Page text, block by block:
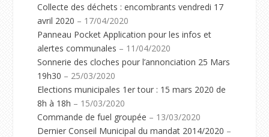
Collecte des déchets : encombrants vendredi 17
avril 2020 – 17/04/2020
Panneau Pocket Application pour les infos et
alertes communales – 11/04/2020
Sonnerie des cloches pour l’annonciation 25 Mars
19h30 – 25/03/2020
Elections municipales 1er tour : 15 mars 2020 de
8h à 18h – 15/03/2020
Commande de fuel groupée – 13/03/2020
Dernier Conseil Municipal du mandat 2014/2020 –